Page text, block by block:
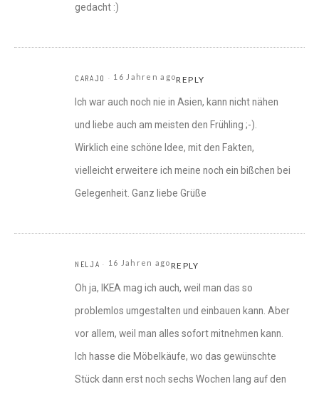
gedacht :)
CARAJO 16 Jahren agoREPLY
Ich war auch noch nie in Asien, kann nicht nähen
und liebe auch am meisten den Frühling ;-).
Wirklich eine schöne Idee, mit den Fakten,
vielleicht erweitere ich meine noch ein bißchen bei
Gelegenheit. Ganz liebe Grüße
NELJA 16 Jahren agoREPLY
Oh ja, IKEA mag ich auch, weil man das so
problemlos umgestalten und einbauen kann. Aber
vor allem, weil man alles sofort mitnehmen kann.
Ich hasse die Möbelkäufe, wo das gewünschte
Stück dann erst noch sechs Wochen lang auf den